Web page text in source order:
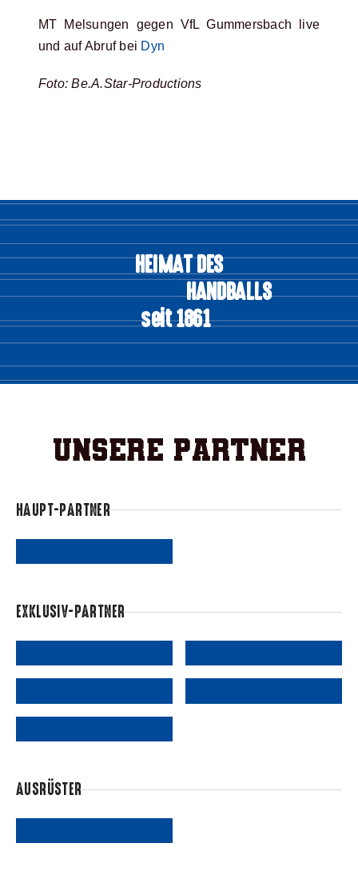
MT Melsungen gegen VfL Gummersbach live
und auf Abruf bei Dyn
Foto: Be.A.Star-Productions
HEIMAT DES
HANDBALLS
seit 1861
Unsere Partner
HAUPT-PARTNER
EXKLUSIV-PARTNER
AUSRÜSTER